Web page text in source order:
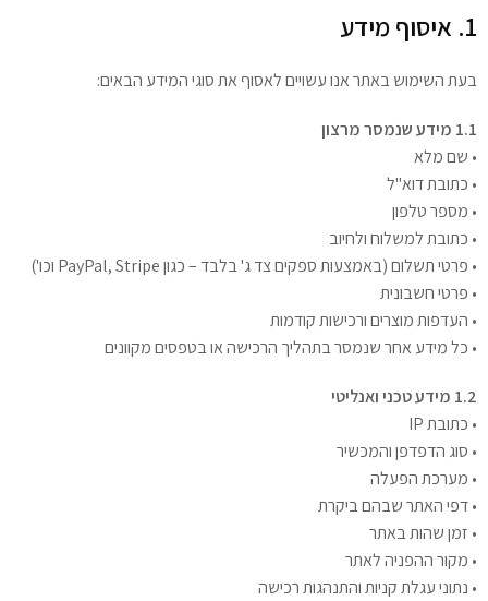
1. איסוף מידע
בעת השימוש באתר אנו עשויים לאסוף את סוגי המידע הבאים:
1.1 מידע שנמסר מרצון
• שם מלא
• כתובת דוא"ל
• מספר טלפון
• כתובת למשלוח ולחיוב
• פרטי תשלום (באמצעות ספקים צד ג' בלבד – כגון PayPal, Stripe וכו')
• פרטי חשבונית
• העדפות מוצרים ורכישות קודמות
• כל מידע אחר שנמסר בתהליך הרכישה או בטפסים מקוונים
1.2 מידע טכני ואנליטי
• כתובת IP
• סוג הדפדפן והמכשיר
• מערכת הפעלה
• דפי האתר שבהם ביקרת
• זמן שהות באתר
• מקור ההפניה לאתר
• נתוני עגלת קניות והתנהגות רכישה